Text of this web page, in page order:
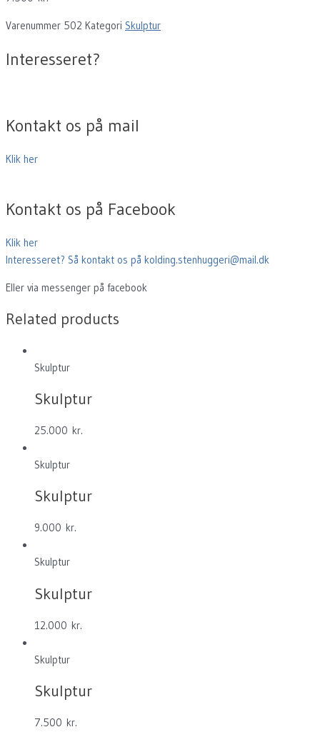
Varenummer 502 Kategori Skulptur
Interesseret?
Kontakt os på mail
Klik her
Kontakt os på Facebook
Klik her
Interesseret? Så kontakt os på kolding.stenhuggeri@mail.dk
Eller via messenger på facebook
Related products
Skulptur
Skulptur
25.000 kr.
Skulptur
Skulptur
9.000 kr.
Skulptur
Skulptur
12.000 kr.
Skulptur
Skulptur
7.500 kr.